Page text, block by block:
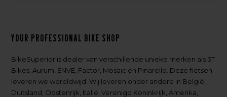
Your professional bike shop
BikeSuperior is dealer van verschillende unieke merken als 3T
Bikes, Aurum, ENVE, Factor, Mosaic en Pinarello. Deze fietsen
leveren we wereldwijd. Wij leveren onder andere in België,
Duitsland, Oostenrijk, Italië, Verenigd Koninkrijk, Amerika,